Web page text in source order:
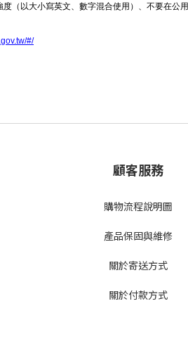
（以大小寫英文、數字混合使用）、不要在公
#/
顧客服務
購物流程說明圖
產品保固與維修
關於寄送方式
關於付款方式